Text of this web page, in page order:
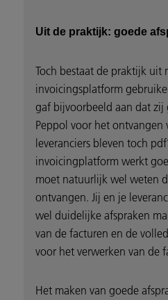
Uit de praktijk: goede
Toch bestaat de praktijk uit
invoicingsplatform
gaf bijvoorbeeld aan dat zij
Peppol voor het ontvangen
leveranciers bleven toch
invoicingplatform werkt
moet natuurlijk wel weten
ontvangen. Jij en je
wel duidelijke afspraken
van de facturen en de
voor het verwerken van de
Het maken van goede